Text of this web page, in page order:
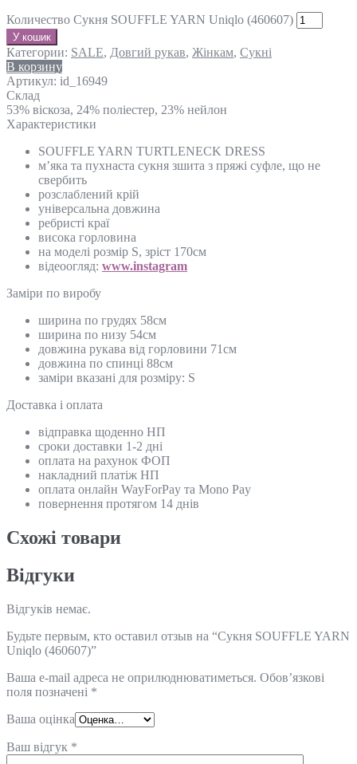
Количество Сукня SOUFFLE YARN Uniqlo (460607)
У кошик
Категории: SALE, Довгий рукав, Жінкам, Сукні
В корзину
Артикул: id_16949
Склад
53% віскоза, 24% поліестер, 23% нейлон
Характеристики
SOUFFLE YARN TURTLENECK DRESS
м’яка та пухнаста сукня зшита з пряжі суфле, що не
свербить
розслаблений крій
універсальна довжина
ребристі краї
висока горловина
на моделі розмір S, зріст 170см
відеоогляд: www.instagram
Замiри по виробу
ширина по грудях 58см
ширина по низу 54см
довжина рукава від горловини 71см
довжина по спинці 88см
заміри вказані для розміру: S
Доставка і оплата
відправка щоденно НП
сроки доставки 1-2 дні
оплата на рахунок ФОП
накладний платіж НП
оплата онлайн WayForPay та Mono Pay
повернення протягом 14 днів
Схожi товари
Відгуки
Відгуків немає.
Будьте первым, кто оставил отзыв на “Сукня SOUFFLE YARN
Uniqlo (460607)”
Ваша e-mail адреса не оприлюднюватиметься. Обов’язкові
поля позначені *
Ваша оцінка
Ваш відгук *